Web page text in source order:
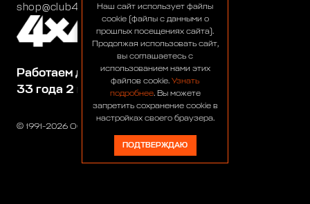
© 1991-2026 ООО «Сервис 4х4»
Работаем для вас:
33 года 2 месяца 24 дня
shop@club4x4.ruНаш сайт использует файлы
cookie (файлы с данными о
прошлых посещениях сайта).
Продолжая использовать сайт,
вы соглашаетесь с
использованием нами этих
файлов cookie. Узнать
подробнее. Вы можете
запретить сохранение cookie в
настройках своего браузера.
ПОДТВЕРЖДАЮ